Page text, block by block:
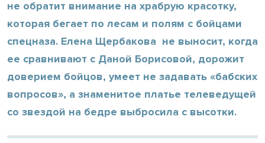
не обратит внимание на храбрую красотку,
которая бегает по лесам и полям с бойцами
спецназа. Елена Щербакова не выносит, когда
ее сравнивают с Даной Борисовой, дорожит
доверием бойцов, умеет не задавать «бабских
вопросов», а знаменитое платье телеведущей
со звездой на бедре выбросила с высотки.